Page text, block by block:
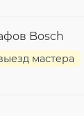
Bosch
мастера